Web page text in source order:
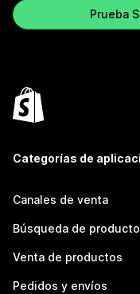
Prueba
Categorías de
Canales de venta
Búsqueda de
Venta de productos
Pedidos y envíos